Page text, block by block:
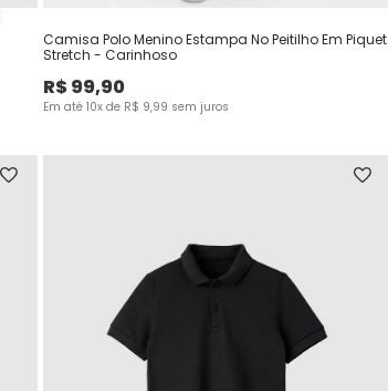
Camisa Polo Menino Estampa No Peitilho Em Piquet
Stretch - Carinhoso
R$99,90
Em até 10x de R$ 9,99 sem juros